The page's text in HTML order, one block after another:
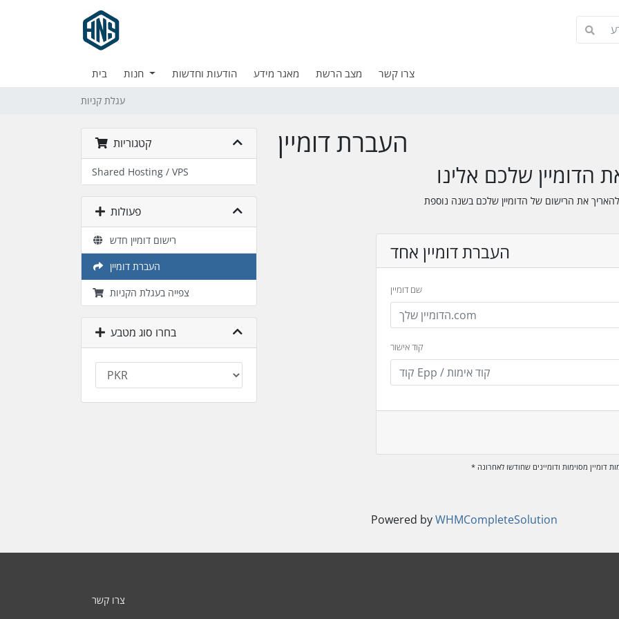
בית הודעות וחדשות מאגר מידע מצב הרשת צרו קשר
עגלת קניות
קטגוריות
Shared Hosting / VPS
פעולות
רישום דומיין חדש
העברת דומיין
צפייה בעגלת הקניות
בחרו סוג מטבע
העברת דומיין
הדומיין שלכם אלינו
העברת דומיין אחד
שם דומיין
קוד אישור
דומיין מסוימות ודומיינים שחודשו לאחרונה
Powered byWHMCompleteSolution
צרו קשר